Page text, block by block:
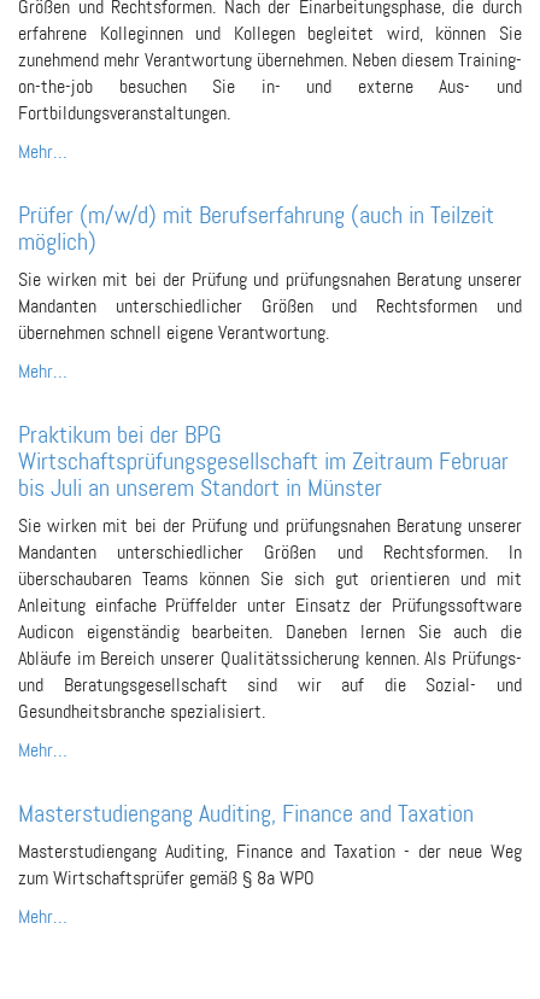
Größen und Rechtsformen. Nach der Einarbeitungsphase, die durch
erfahrene Kolleginnen und Kollegen begleitet wird, können Sie
zunehmend mehr Verantwortung übernehmen. Neben diesem Training-
on-the-job besuchen Sie in- und externe Aus- und
Fortbildungsveranstaltungen.
Mehr…
Prüfer (m/w/d) mit Berufserfahrung (auch in Teilzeit
möglich)
Sie wirken mit bei der Prüfung und prüfungsnahen Beratung unserer
Mandanten unterschiedlicher Größen und Rechtsformen und
übernehmen schnell eigene Verantwortung.
Mehr…
Praktikum bei der BPG
Wirtschaftsprüfungsgesellschaft im Zeitraum Februar
bis Juli an unserem Standort in Münster
Sie wirken mit bei der Prüfung und prüfungsnahen Beratung unserer
Mandanten unterschiedlicher Größen und Rechtsformen. In
überschaubaren Teams können Sie sich gut orientieren und mit
Anleitung einfache Prüffelder unter Einsatz der Prüfungssoftware
Audicon eigenständig bearbeiten. Daneben lernen Sie auch die
Abläufe im Bereich unserer Qualitätssicherung kennen. Als Prüfungs-
und Beratungsgesellschaft sind wir auf die Sozial- und
Gesundheitsbranche spezialisiert.
Mehr…
Masterstudiengang Auditing, Finance and Taxation
Masterstudiengang Auditing, Finance and Taxation - der neue Weg
zum Wirtschaftsprüfer gemäß § 8a WPO
Mehr…